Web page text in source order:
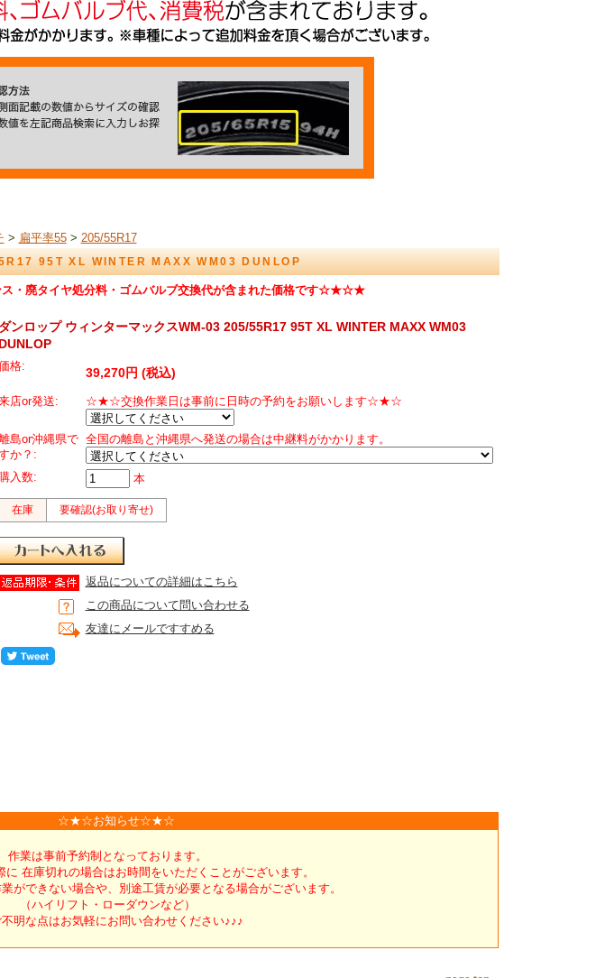
> 扁平率55> 205/55R17
95T XL WINTER MAXX WM03 DUNLOP
・廃タイヤ処分料・ゴムバルブ交換代が含まれた価格です☆★☆★
ダンロップ ウィンターマックスWM-03 205/55R17 95T XL WINTER MAXX WM03
DUNLOP
格: 39,270円 (税込)
店or発送: ☆★☆交換作業日は事前に日時の予約をお願いします☆★☆
島or沖縄県で
か？:
全国の離島と沖縄県へ発送の場合は中継料がかかります。
入数: 本
在庫 要確認(お取り寄せ)
返品についての詳細はこちら
この商品について問い合わせる
友達にメールですすめる
☆★☆お知らせ☆★☆
作業は事前予約制となっております。
に 在庫切れの場合はお時間をいただくことがございます。
ができない場合や、別途工賃が必要となる場合がございます。
（ハイリフト・ローダウンなど）
不明な点はお気軽にお問い合わせください♪♪♪